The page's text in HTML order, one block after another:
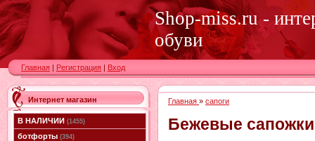
Shop-miss.ru -
обуви
Главная | Регистрация | Вход
Интернет магазин
В НАЛИЧИИ (1455)
ботфорты (394)
Главная » сапоги
Бежевые сапожки